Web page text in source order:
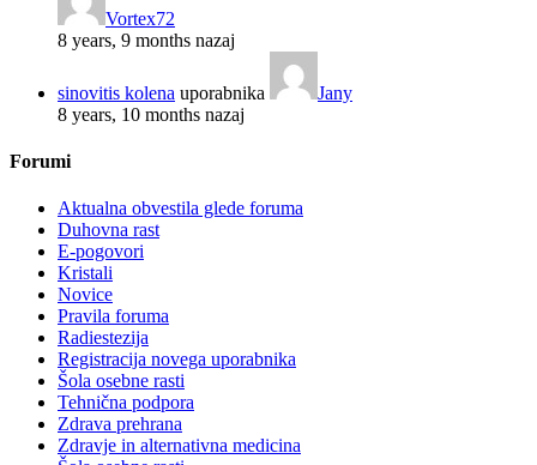
Vortex72
8 years, 9 months nazaj
sinovitis kolena uporabnika
Jany
8 years, 10 months nazaj
Forumi
Aktualna obvestila glede foruma
Duhovna rast
E-pogovori
Kristali
Novice
Pravila foruma
Radiestezija
Registracija novega uporabnika
Šola osebne rasti
Tehnična podpora
Zdrava prehrana
Zdravje in alternativna medicina